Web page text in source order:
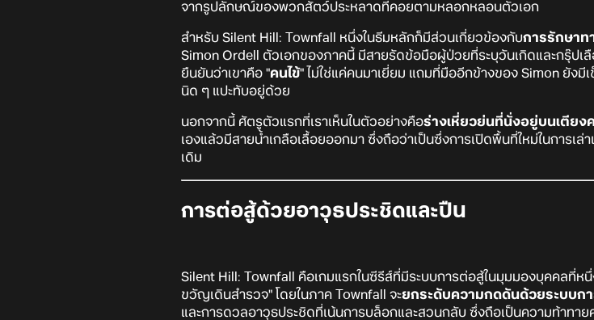
จากรูปลักษณ์ของพวกสัตว์ประหลาดที่คอยตามหลอกหลอนตัวเอก
สำหรับ Silent Hill: Townfall หนึ่งในธีมหลักก็มีส่วนเกี่ยวข้องกับการรักษาท
Simon Ordell ตัวเอกของภาคนี้ มีสายรัดข้อมือผู้ป่วยที่ระบุวันเกิดและกรุ๊ปเ
ยืนยันว่าเขาคือ "คนไข้" ไม่ใช่แค่คนมาเยี่ยม แถมที่มืออีกข้างของ Simon ยังมี
นิด ๆ แปะทับอยู่ด้วย
นอกจากนี้ ศัตรูตัวแรกที่เราเห็นในตัวอย่างคือร่างเหี่ยวย่นที่นั่งอยู่บนเตียง
เองแล้วมีสายน้ำเกลือเลื้อยออกมา ซึ่งถือว่าเป็นซึ่งการเปิดพื้นที่ใหม่ในการเ
เดิม
การต่อสู้ด้วยอาวุธประชิดและปืน
Silent Hill: Townfall คือเกมแรกในซีรีส์ที่มีระบบการต่อสู้ในมุมมองบุคคลที่ห
ขวัญเดินสำรวจ" โดยในภาค Townfall จะยกระดับความกดดันด้วยระบบก
และการดวลอาวุธประชิดที่เน้นการบล็อกและสวนกลับ ซึ่งถือเป็นความท้าท